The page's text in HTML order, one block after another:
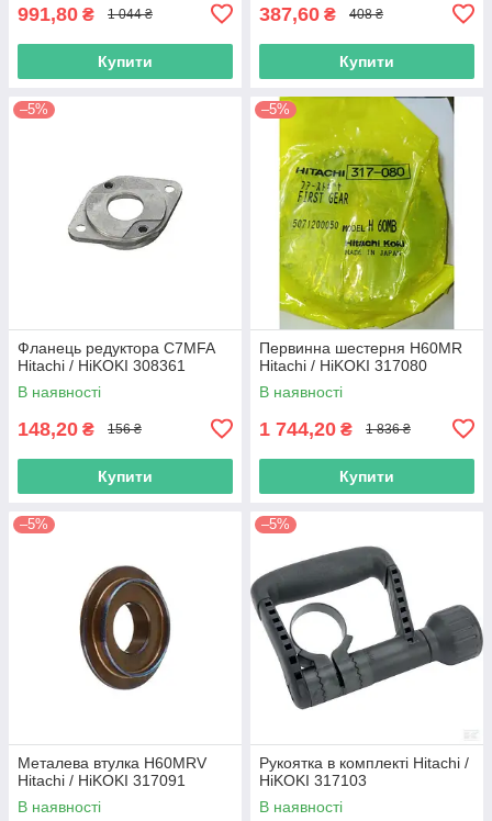
991,80 ₴ 1 044 ₴
Купити
387,60 ₴ 408 ₴
Купити
–5%
Фланець редуктора C7MFA
Hitachi / HiKOKI 308361
В наявності
148,20 ₴ 156 ₴
Купити
–5%
Первинна шестерня H60MR
Hitachi / HiKOKI 317080
В наявності
1 744,20 ₴ 1 836 ₴
Купити
–5%
Металева втулка H60MRV
Hitachi / HiKOKI 317091
В наявності
–5%
Рукоятка в комплекті Hitachi /
HiKOKI 317103
В наявності